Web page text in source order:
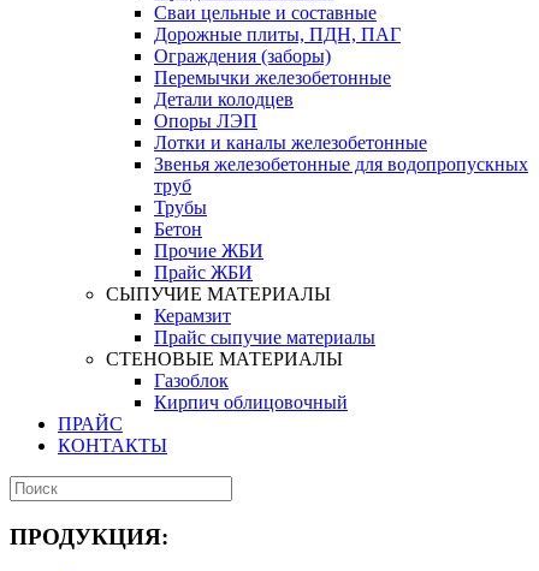
Сваи цельные и составные
Дорожные плиты, ПДН, ПАГ
Ограждения (заборы)
Перемычки железобетонные
Детали колодцев
Опоры ЛЭП
Лотки и каналы железобетонные
Звенья железобетонные для водопропускных
труб
Трубы
Бетон
Прочие ЖБИ
Прайс ЖБИ
СЫПУЧИЕ МАТЕРИАЛЫ
Керамзит
Прайс сыпучие материалы
СТЕНОВЫЕ МАТЕРИАЛЫ
Газоблок
Кирпич облицовочный
ПРАЙС
КОНТАКТЫ
ПРОДУКЦИЯ: